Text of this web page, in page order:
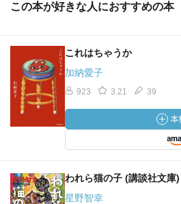
この本が好きな人におすすめの本
これはちゃうか
加納愛子
923 3.21 39
われら猫の子 (講談社文庫)
星野智幸